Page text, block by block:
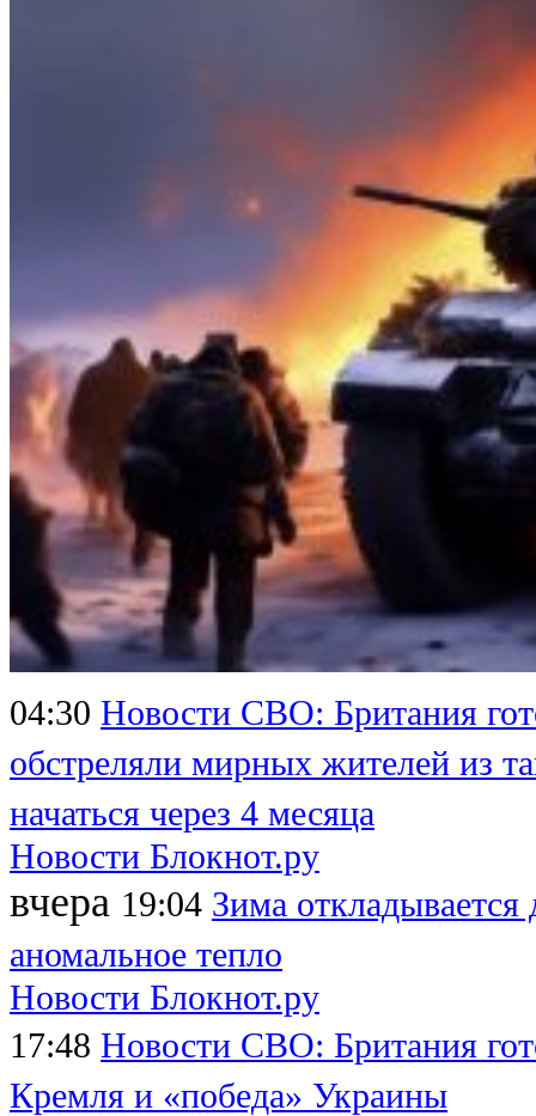
04:30 Новости СВО: Британия
обстреляли мирных жителей из
начаться через 4 месяца
Новости Блокнот.ру
вчера 19:04 Зима
аномальное тепло
Новости Блокнот.ру
17:48 Новости СВО: Британия
Кремля и «победа» Украины